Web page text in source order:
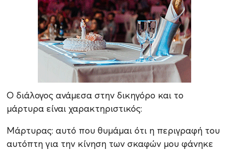
Ο διάλογος ανάμεσα στην δικηγόρο και το
μάρτυρα είναι χαρακτηριστικός:
Μάρτυρας: αυτό που θυμάμαι ότι η περιγραφή του
αυτόπτη για την κίνηση των σκαφών μου φάνηκε